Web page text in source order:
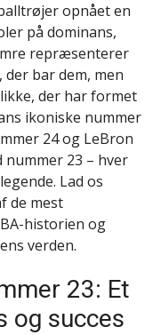
opnået en
på dominans,
repræsenterer
bar dem, men
der har formet
ikoniske nummer
24 og LeBron
nummer 23 – hver
Lad os
de mest
historien og
verden.
23: Et
og succes